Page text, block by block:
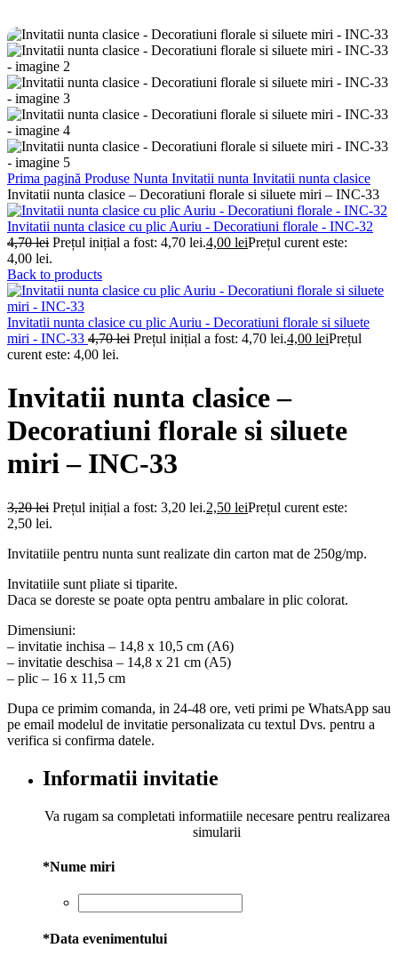
Prima pagină Produse Nunta Invitatii nunta Invitatii nunta clasice
Invitatii nunta clasice – Decoratiuni florale si siluete miri – INC-33
Invitatii nunta clasice cu plic Auriu - Decoratiuni florale - INC-32
4,70lei Prețul inițial a fost: 4,70 lei.4,00 leiPrețul curent este:
4,00 lei.
Back to products
Invitatii nunta clasice cu plic Auriu - Decoratiuni florale si siluete
miri - INC-33 4,70lei Prețul inițial a fost: 4,70 lei.4,00 leiPrețul
curent este: 4,00 lei.
Invitatii nunta clasice –
Decoratiuni florale si siluete
miri – INC-33
3,20lei Prețul inițial a fost: 3,20 lei.2,50 leiPrețul curent este:
2,50 lei.
Invitatiile pentru nunta sunt realizate din carton mat de 250g/mp.
Invitatiile sunt pliate si tiparite.
Daca se doreste se poate opta pentru ambalare in plic colorat.
Dimensiuni:
– invitatie inchisa – 14,8 x 10,5 cm (A6)
– invitatie deschisa – 14,8 x 21 cm (A5)
– plic – 16 x 11,5 cm
Dupa ce primim comanda, in 24-48 ore, veti primi pe WhatsApp sau
pe email modelul de invitatie personalizata cu textul Dvs. pentru a
verifica si confirma datele.
Informatii invitatie
Va rugam sa completati informatiile necesare pentru realizarea
simularii
*Nume miri
*Data evenimentului